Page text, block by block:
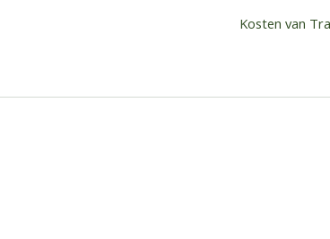
Kosten van